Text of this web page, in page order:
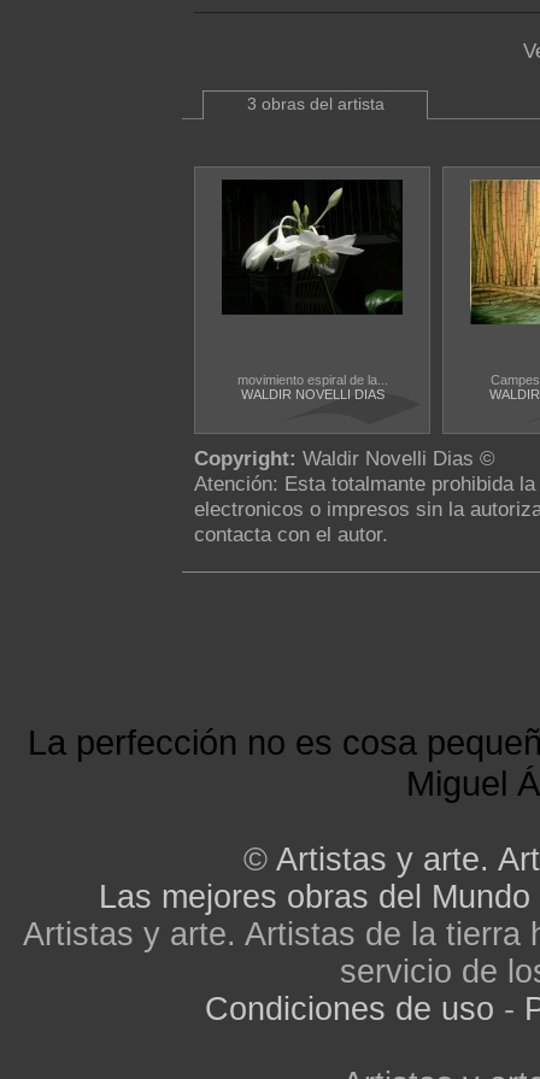
3 obras del artista
movimiento espiral de la...
WALDIR NOVELLI DIAS
Copyright: Waldir Novelli Dias ©
Atención: Esta totalmante prohibida
electronicos o impresos sin la
contacta con el autor.
La perfección no es cosa
Miguel
© Artistas y arte.
Las mejores obras del Mundo
Artistas y arte. Artistas de la tierra
servicio de
Condiciones de uso -